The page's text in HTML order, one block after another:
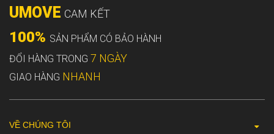
UMOVE CAM KẾT
100% SẢN PHẨM CÓ BẢO HÀNH
ĐỔI HÀNG TRONG 7 NGÀY
GIAO HÀNG NHANH
VỀ CHÚNG TÔI